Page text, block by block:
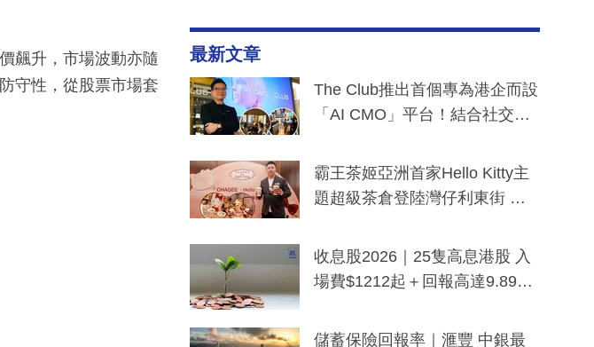
飆升，市場波動亦隨
守性，從股票市場套
最新文章
The Club推出首個專為港企而設
「AI CMO」平台！結合社交聆
分鐘生成「貼地」宣傳短片
霸王茶姬亞洲首家Hello Kitty主
題超級茶倉登陸灣仔利東街 推
y及香港限定特調系列
收息股2026｜25隻高息港股 入
場費$1212起＋回報高達9.89
儲蓄保險回報率｜滙豐 中銀最